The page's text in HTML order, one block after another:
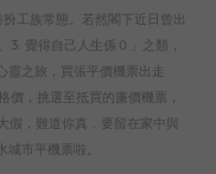
工族常態。若然閣下近日曾出
3. 覺得自己人生係０」之類，
之旅，買張平價機票出走
價，挑選至抵買的廉價機票，
假，難道你真．要留在家中與
市平機票啦。